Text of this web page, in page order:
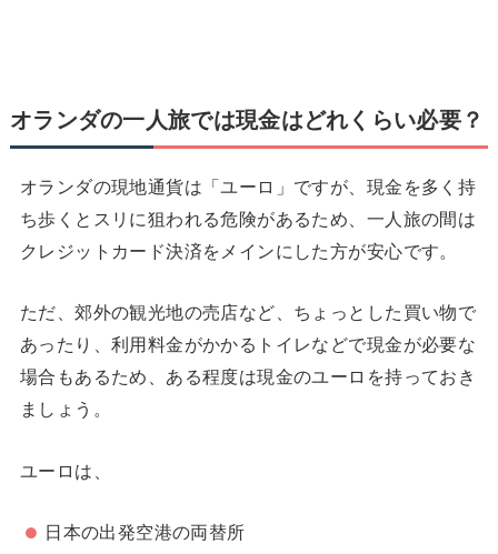
オランダの一人旅では現金はどれくらい必要？
オランダの現地通貨は「ユーロ」ですが、現金を多く持
ち歩くとスリに狙われる危険があるため、一人旅の間は
クレジットカード決済をメインにした方が安心です。
ただ、郊外の観光地の売店など、ちょっとした買い物で
あったり、利用料金がかかるトイレなどで現金が必要な
場合もあるため、ある程度は現金のユーロを持っておき
ましょう。
ユーロは、
日本の出発空港の両替所